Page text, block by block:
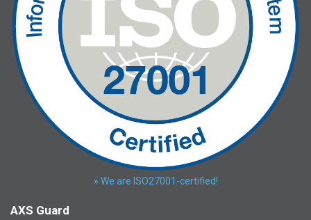
» We are ISO27001-certified!
AXS Guard